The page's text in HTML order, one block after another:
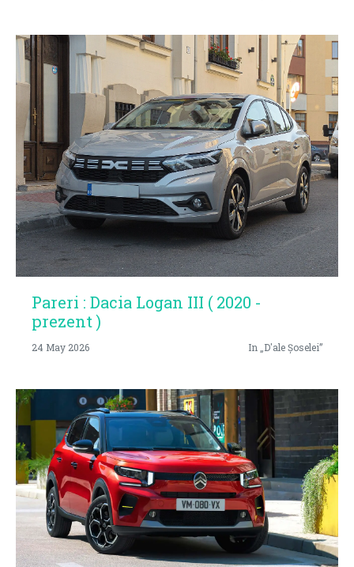
Pareri : Dacia Logan III ( 2020 -
prezent )
24 May 2026 In „D'ale Șoselei”